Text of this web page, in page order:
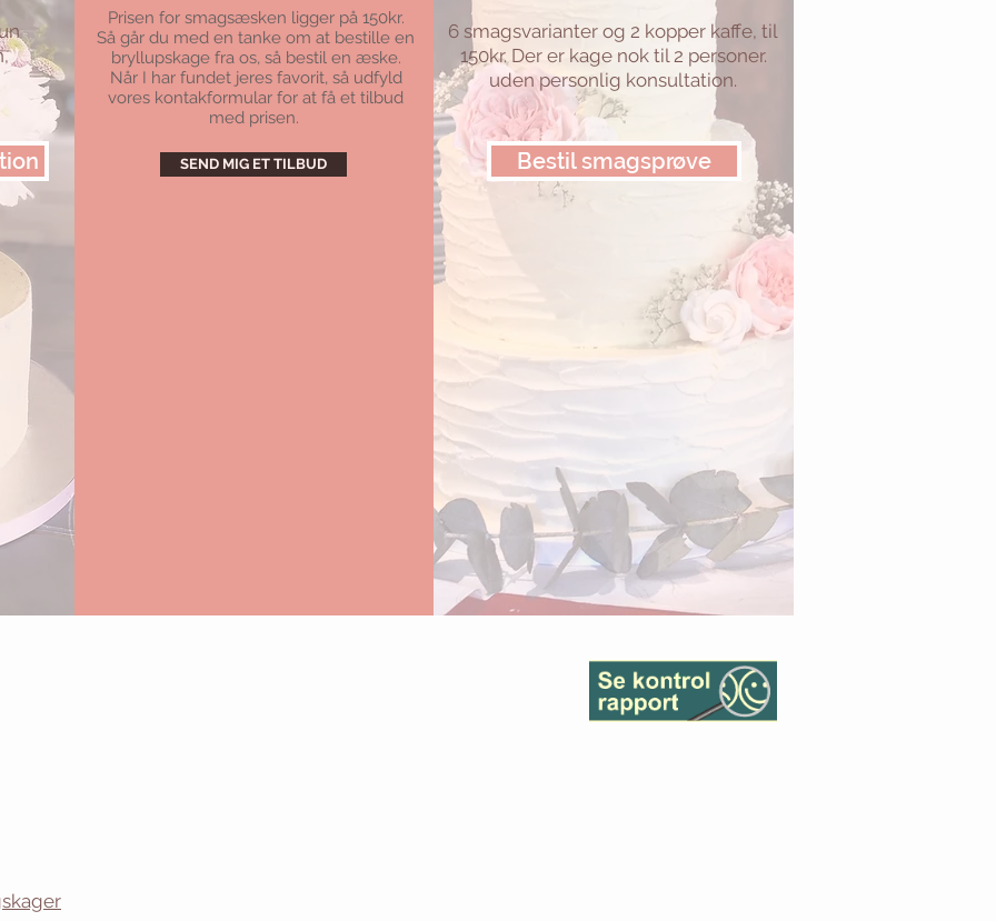
Prisen for smagsæsken ligger på 150kr.
Så går du med en tanke om at bestille en
bryllupskage fra os, så bestil en æske.
Når I har fundet jeres favorit, så udfyld
vores kontakformular for at få et tilbud
med prisen.
SEND MIG ET TILBUD
6 smagsvarianter og 2 kopper kaffe, til
150kr. Der er kage nok til 2 personer.
uden personlig konsultation.
Bestil smagsprøve